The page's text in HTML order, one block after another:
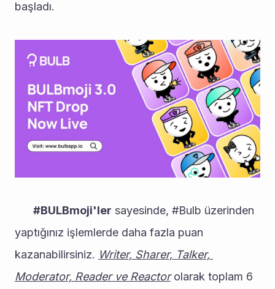
başladı.
#BULBmoji'ler sayesinde, #Bulb üzerinden
yaptığınız işlemlerde daha fazla puan
kazanabilirsiniz. Writer, Sharer, Talker,
Moderator, Reader ve Reactor olarak toplam 6